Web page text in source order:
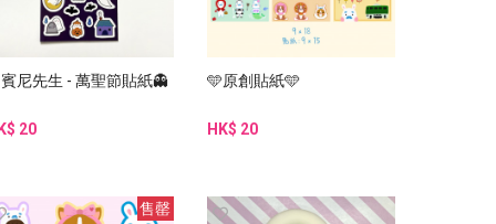
尼先生 - 萬聖節貼紙👻
20
🩵原創貼紙🩵
HK$ 20
售罄